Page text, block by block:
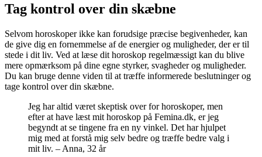
Tag kontrol over din skæbne
Selvom horoskoper ikke kan forudsige præcise begivenheder, kan
de give dig en fornemmelse af de energier og muligheder, der er til
stede i dit liv. Ved at læse dit horoskop regelmæssigt kan du blive
mere opmærksom på dine egne styrker, svagheder og muligheder.
Du kan bruge denne viden til at træffe informerede beslutninger og
tage kontrol over din skæbne.
Jeg har altid været skeptisk over for horoskoper, men
efter at have læst mit horoskop på Femina.dk, er jeg
begyndt at se tingene fra en ny vinkel. Det har hjulpet
mig med at forstå mig selv bedre og træffe bedre valg i
mit liv. – Anna, 32 år